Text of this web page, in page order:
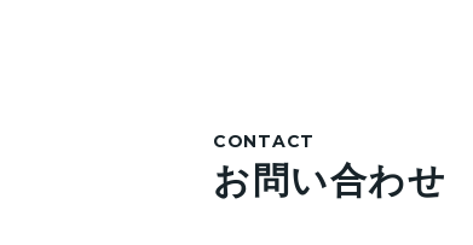
CONTACT
お問い合わせ